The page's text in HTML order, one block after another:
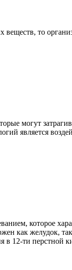
то
могут
является
которое
как желудок,
в 12-ти перстной